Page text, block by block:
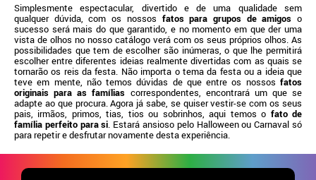
Simplesmente espectacular, divertido e de uma qualidade sem
qualquer dúvida, com os nossos fatos para grupos de amigos o
sucesso será mais do que garantido, e no momento em que der uma
vista de olhos no nosso catálogo verá com os seus próprios olhos. As
possibilidades que tem de escolher são inúmeras, o que lhe permitirá
escolher entre diferentes ideias realmente divertidas com as quais se
tornarão os reis da festa. Não importa o tema da festa ou a ideia que
teve em mente, não temos dúvidas de que entre os nossos fatos
originais para as famílias correspondentes, encontrará um que se
adapte ao que procura. Agora já sabe, se quiser vestir-se com os seus
pais, irmãos, primos, tias, tios ou sobrinhos, aqui temos o fato de
família perfeito para si . Estará ansioso pelo Halloween ou Carnaval só
para repetir e desfrutar novamente desta experiência.